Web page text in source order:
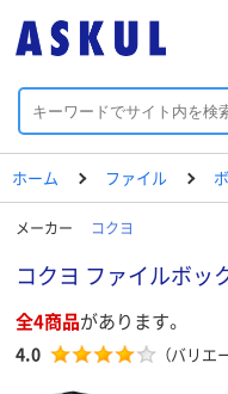
ホーム ファイル
メーカー コクヨ
コクヨ ファイルボ
全4商品があります。
4.0 （バリエ